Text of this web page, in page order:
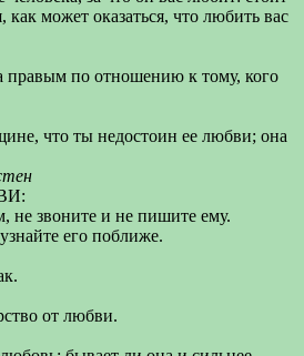
как может оказаться, что любить вас
правым по отношению к тому, кого
что ты недостоин ее любви; она
не звоните и не пишите ему.
его поближе.
от любви.